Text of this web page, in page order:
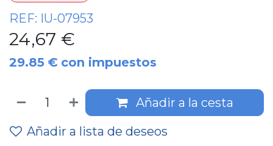
REF: IU-07953
24,67 €
29.85 € con impuestos
Añadir a la cesta
Añadir a lista de deseos